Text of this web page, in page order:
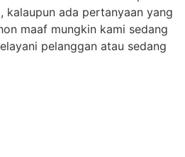
kalaupun ada pertanyaan yang
maaf mungkin kami sedang
pelanggan atau sedang